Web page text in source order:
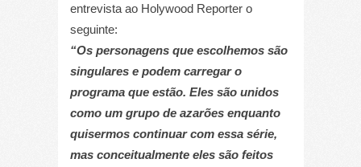
entrevista ao Holywood Reporter o
seguinte:
“Os personagens que escolhemos são
singulares e podem carregar o
programa que estão. Eles são unidos
como um grupo de azarões enquanto
quisermos continuar com essa série,
mas conceitualmente eles são feitos